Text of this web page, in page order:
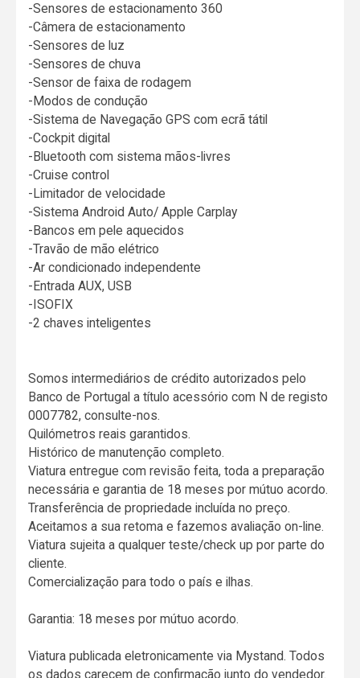
-Sensores de estacionamento 360
-Câmera de estacionamento
-Sensores de luz
-Sensores de chuva
-Sensor de faixa de rodagem
-Modos de condução
-Sistema de Navegação GPS com ecrã tátil
-Cockpit digital
-Bluetooth com sistema mãos-livres
-Cruise control
-Limitador de velocidade
-Sistema Android Auto/ Apple Carplay
-Bancos em pele aquecidos
-Travão de mão elétrico
-Ar condicionado independente
-Entrada AUX, USB
-ISOFIX
-2 chaves inteligentes
Somos intermediários de crédito autorizados pelo
Banco de Portugal a título acessório com N de registo
0007782, consulte-nos.
Quilómetros reais garantidos.
Histórico de manutenção completo.
Viatura entregue com revisão feita, toda a preparação
necessária e garantia de 18 meses por mútuo acordo.
Transferência de propriedade incluída no preço.
Aceitamos a sua retoma e fazemos avaliação on-line.
Viatura sujeita a qualquer teste/check up por parte do
cliente.
Comercialização para todo o país e ilhas.
Garantia: 18 meses por mútuo acordo.
Viatura publicada eletronicamente via Mystand. Todos
os dados carecem de confirmação junto do vendedor.